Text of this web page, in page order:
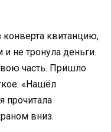
конверта квитанцию,
не тронула деньги.
часть. Пришло
«Нашёл
прочитала
вниз.